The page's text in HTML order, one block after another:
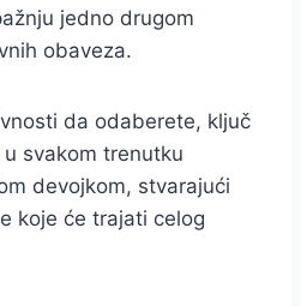
jedno drugom
obaveza.
da odaberete, ključ
svakom trenutku
devojkom, stvarajući
koje će trajati celog